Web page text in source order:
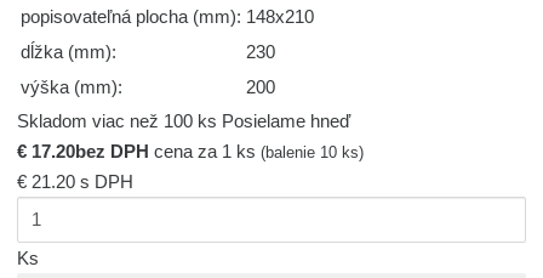
popisovateľná plocha (mm): 148x210
dĺžka (mm):
230
výška (mm):
200
Skladom viac než 100 ks Posielame hneď
€ 17.20bez DPH cena za 1 ks(balenie 10 ks)
€ 21.20s DPH
Ks